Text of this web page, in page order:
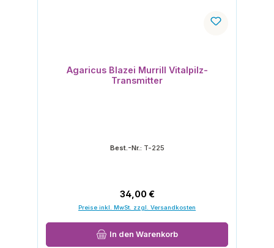
Agaricus Blazei Murrill Vitalpilz-
Transmitter
Best.-Nr.: T-225
Regulärer Preis:
34,00 €
Preise inkl. MwSt. zzgl. Versandkosten
In den Warenkorb